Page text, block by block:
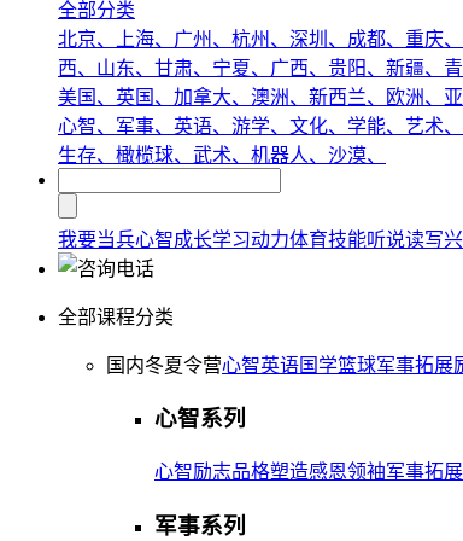
全部分类
北京、
上海、 广州、 杭州、 深圳、 成都、 重庆、
西、 山东、 甘肃、 宁夏、 广西、 贵阳、 新疆、
美国、 英国、 加拿大、 澳洲、 新西兰、 欧洲、
心智、 军事、 英语、 游学、 文化、 学能、 艺术、
生存、 橄榄球、 武术、 机器人、 沙漠、
我要当兵心智成长学习动力体育技能听说读写
全部课程分类
国内冬夏令营心智英语国学篮球军事拓展
心智系列
心智励志品格塑造感恩领袖军事拓展
军事系列